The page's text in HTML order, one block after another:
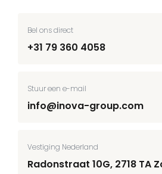
Bel ons direct
+31 79 360 4058
Stuur een e-mail
info@inova-group.com
Vestiging Nederland
Radonstraat 10G, 2718 TA